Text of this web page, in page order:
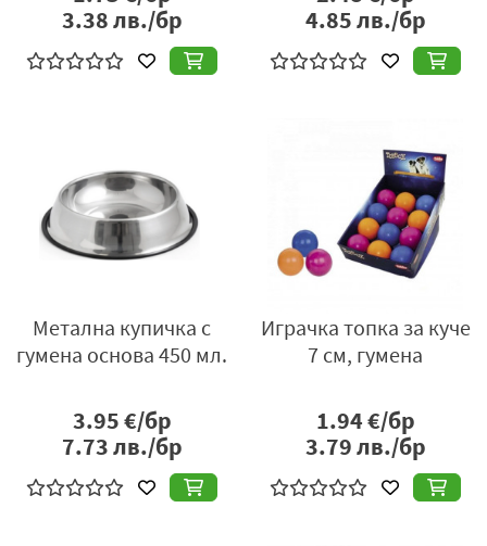
3.38лв./бр
4.85лв./бр
Метална купичка с
гумена основа 450 мл.
3.95€/бр
7.73лв./бр
Играчка топка за куче
7 см, гумена
1.94€/бр
3.79лв./бр